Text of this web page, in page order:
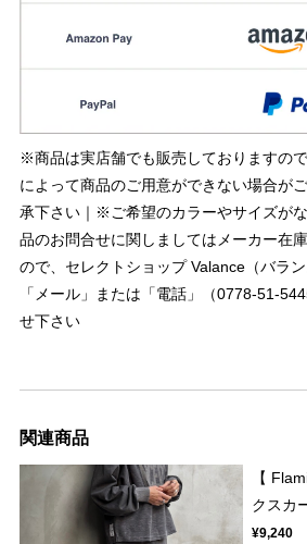
※商品は実店舗でも販売しておりますの
によって商品のご用意ができない場合が
承下さい｜※ご希望のカラーやサイズが
品のお問合せに関しましてはメーカー在
ので、セレクトショップ Valance（バラン
「メール」または「電話」（0778-51-
せ下さい
関連商品
【
クスカ
¥9,240